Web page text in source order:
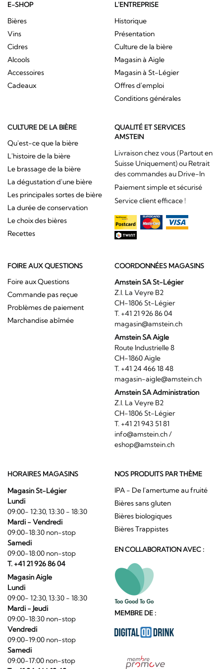
E-SHOP
Bières
Vins
Cidres
Alcools
Accessoires
Cadeaux
L'ENTREPRISE
Historique
Présentation
Culture de la bière
Magasin à Aigle
Magasin à St-Légier
Offres d'emploi
Conditions générales
CULTURE DE LA BIÈRE
Qu'est-ce que la bière
L'histoire de la bière
Le brassage de la bière
La dégustation d'une bière
Les principales sortes de bière
La durée de conservation
Le choix des bières
Recettes
QUALITÉ ET SERVICES
AMSTEIN
Livraison chez vous (Partout en
Suisse Uniquement) ou Retrait
des commandes au Drive-In
Paiement simple et sécurisé
Service client efficace !
FOIRE AUX QUESTIONS
Foire aux Questions
Commande pas reçue
Problèmes de paiement
Marchandise abîmée
COORDONNÉES MAGASINS
Amstein SA St-Légier
Z.I. La Veyre B2
CH-1806 St-Légier
T. +41 21 926 86 04
magasin@amstein.ch
Amstein SA Aigle
Route Industrielle 8
CH-1860 Aigle
T. +41 24 466 18 48
magasin-aigle@amstein.ch
Amstein SA Administration
Z.I. La Veyre B2
CH-1806 St-Légier
T. +41 21 943 51 81
info@amstein.ch/
eshop@amstein.ch
HORAIRES MAGASINS
Magasin St-Légier
Lundi
09:00- 12:30, 13:30 - 18:30
Mardi - Vendredi
09:00-18:30 non-stop
Samedi
09:00-18:00 non-stop
T. +41 21 926 86 04
Magasin Aigle
Lundi
09:00- 12:30, 13:30 - 18:30
Mardi - Jeudi
09:00-18:30 non-stop
Vendredi
09:00-19:00 non-stop
Samedi
09:00-17:00 non-stop
NOS PRODUITS PAR THÈME
IPA - De l'amertume au fruité
Bières sans gluten
Bières biologiques
Bières Trappistes
EN COLLABORATION AVEC :
MEMBRE DE :